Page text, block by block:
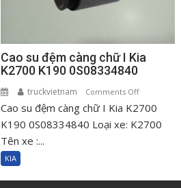
Cao su đệm càng chữ I Kia
K2700 K190 0S08334840
truckvietnam Comments Offon
Cao
su
I
Cao su đệm càng chữ I Kia K2700
K190 0S08334840 Loại xe: K2700
Tên xe :...
KIA